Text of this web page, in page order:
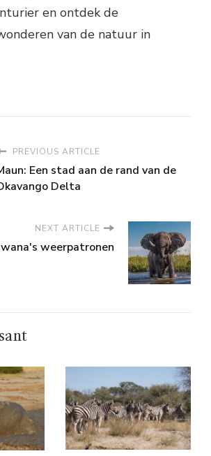
en ontdek de
van de natuur in
PREVIOUS ARTICLE
Een stad aan de rand van de
Delta
NEXT ARTICLE
weerpatronen